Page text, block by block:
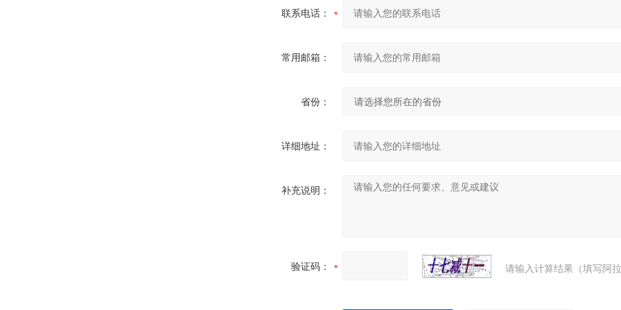
联系电话：
常用邮箱：
省份：
详细地址：
补充说明：
验证码： 请输入计算结果（填写阿